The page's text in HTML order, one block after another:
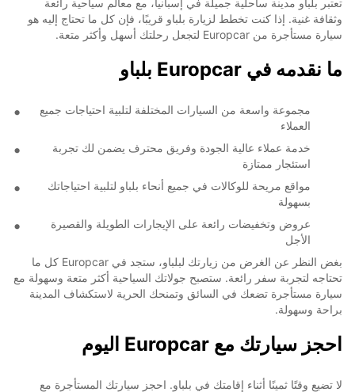
تعتبر بلباو مدينة ساحلية جميلة في إسبانيا، مع معالم سياحية رائعة
وثقافة غنية. إذا كنت تخطط لزيارة بلباو قريبًا، فإن كل ما تحتاج إليه هو
سيارة مستأجرة من Europcar لتجعل رحلتك أسهل وأكثر متعة.
ما نقدمه في Europcar بلباو
مجموعة واسعة من السيارات المختلفة لتلبية احتياجات جميع
العملاء
خدمة عملاء عالية الجودة وفريق محترف يضمن لك تجربة
استئجار ممتازة
مواقع مريحة للوكالات في جميع أنحاء بلباو لتلبية احتياجاتك
بسهولة
عروض وتخفيضات رائعة على الإيجارات الطويلة والقصيرة
الأجل
بغض النظر عن الغرض من زيارتك لبلباو، ستجد في Europcar كل ما
تحتاجه لتجربة سفر رائعة. ستصبح جولاتك السياحية أكثر متعة وسهولة مع
سيارة مستأجرة تضعك في السائق وتمنحك الحرية لاستكشاف المدينة
براحة وسهولة.
احجز سيارتك مع Europcar اليوم
لا تضيع وقتًا ثمينًا أثناء إقامتك في بلباو. احجز سيارتك المستأجرة مع